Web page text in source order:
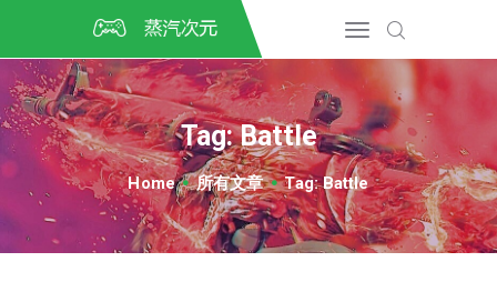
Tag: Battle
Home 所有文章 Tag: Battle
CSGO开箱
DOTA2开箱
开箱教程
CSGO/DOTA2/绝地求生第
三方开箱
COSPLAY